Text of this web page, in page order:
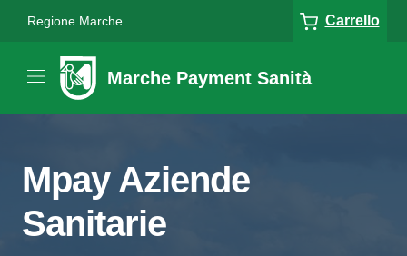
Regione Marche Carrello
Marche Payment Sanità
Mpay Aziende
Sanitarie